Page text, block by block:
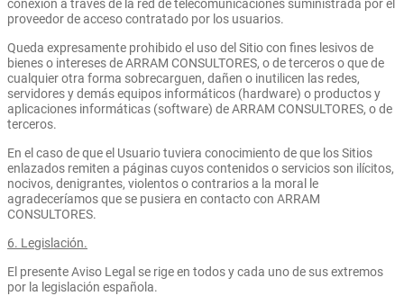
conexión a través de la red de telecomunicaciones suministrada por el
proveedor de acceso contratado por los usuarios.
Queda expresamente prohibido el uso del Sitio con fines lesivos de
bienes o intereses de ARRAM CONSULTORES, o de terceros o que de
cualquier otra forma sobrecarguen, dañen o inutilicen las redes,
servidores y demás equipos informáticos (hardware) o productos y
aplicaciones informáticas (software) de ARRAM CONSULTORES, o de
terceros.
En el caso de que el Usuario tuviera conocimiento de que los Sitios
enlazados remiten a páginas cuyos contenidos o servicios son ilícitos,
nocivos, denigrantes, violentos o contrarios a la moral le
agradeceríamos que se pusiera en contacto con ARRAM
CONSULTORES.
6. Legislación.
El presente Aviso Legal se rige en todos y cada uno de sus extremos
por la legislación española.